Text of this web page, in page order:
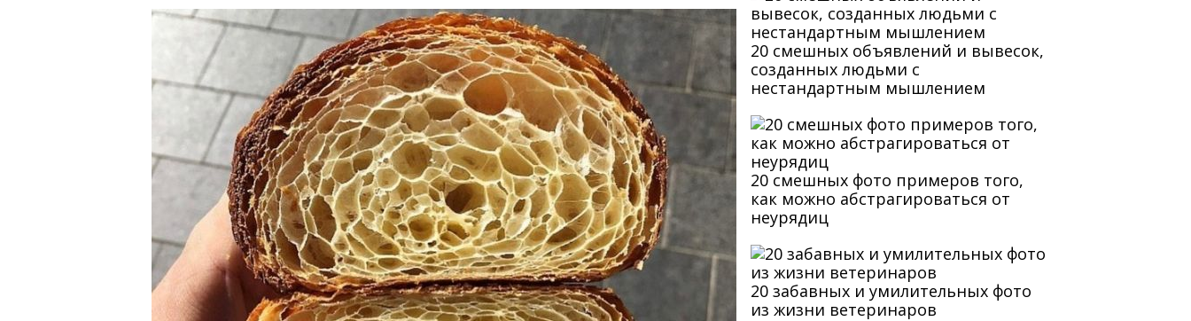
20 смешных объявлений и вывесок,
созданных людьми с
нестандартным мышлением
20 смешных фото примеров того,
как можно абстрагироваться от
неурядиц
20 забавных и умилительных фото
из жизни ветеринаров